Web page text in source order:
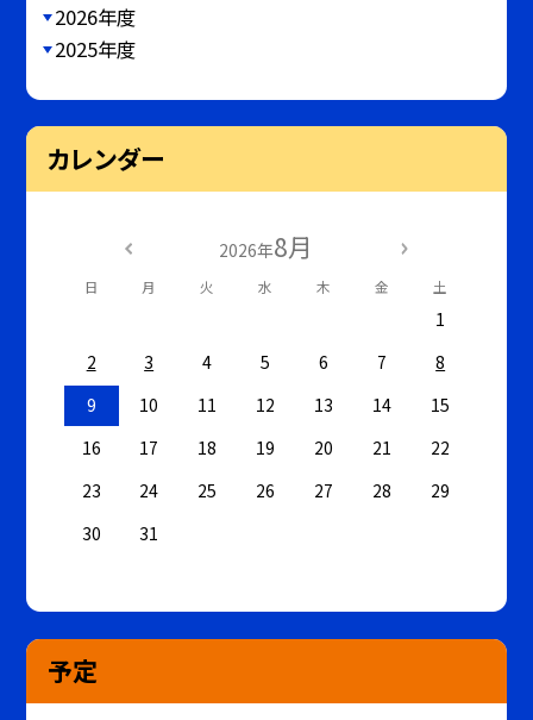
2026年度
2025年度
カレンダー
2026年8月
日 月 火 水 木 金 土
1
2
3 4 5 6 7
8
9
10 11 12 13 14
15
16
17 18 19 20 21
22
23
24 25 26 27 28
29
30
31
予定